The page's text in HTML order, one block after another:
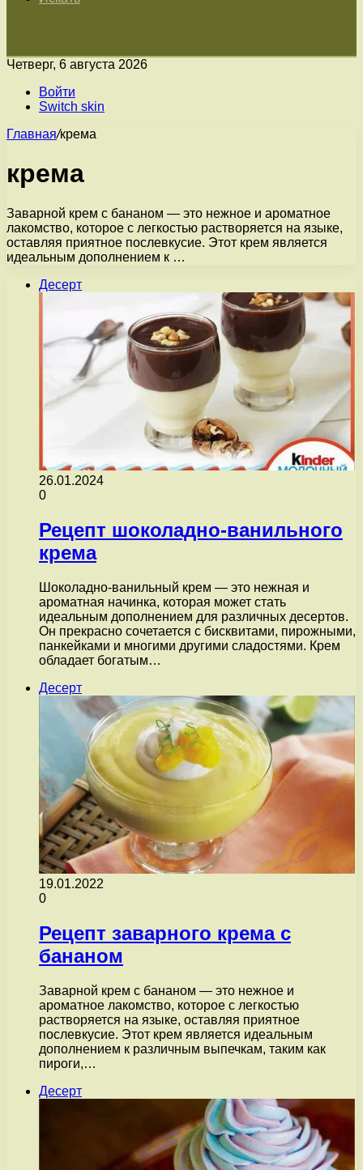
Четверг, 6 августа 2026
Войти
Switch skin
Главная/крема
крема
Заварной крем с бананом — это нежное и ароматное
лакомство, которое с легкостью растворяется на языке,
оставляя приятное послевкусие. Этот крем является
идеальным дополнением к …
Десерт
26.01.2024
0
Рецепт шоколадно-ванильного
крема
Шоколадно-ванильный крем — это нежная и
ароматная начинка, которая может стать
идеальным дополнением для различных десертов.
Он прекрасно сочетается с бисквитами, пирожными,
панкейками и многими другими сладостями. Крем
обладает богатым…
Десерт
19.01.2022
0
Рецепт заварного крема с
бананом
Заварной крем с бананом — это нежное и
ароматное лакомство, которое с легкостью
растворяется на языке, оставляя приятное
послевкусие. Этот крем является идеальным
дополнением к различным выпечкам, таким как
пироги,…
Десерт